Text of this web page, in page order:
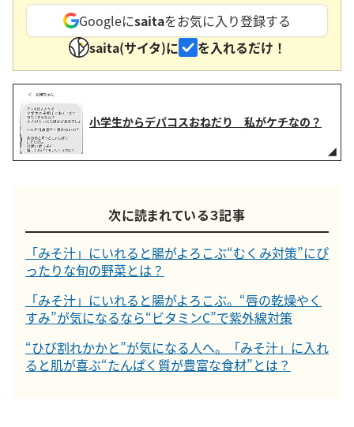
Googleにsaitaをお気に入り登録する
saita(サイタ)に
を入れるだけ！
小学生からデパコスおねだり 私がケチなの？
次に読まれている３記事
「みそ汁」にいれると腸がよろこぶ“むくみ対策”にぴ
ったりな旬の野菜とは？
「みそ汁」にいれると腸がよろこぶ。“唇の乾燥やく
すみ”が気になるなら“ビタミンC”で紫外線対策
“ひび割れかかと”が気になる人へ。「みそ汁」に入れ
ると肌が喜ぶ“たんぱく質が豊富な食材”とは？